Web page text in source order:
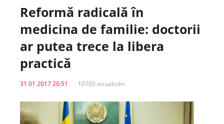
E-Sănătate Medici
E-Sănătate Instituții
Tuberculoza Info
Centrul PAS
Reformă radicală în
medicina de familie: doctorii
ar putea trece la libera
practică
31 01 2017 20:51 10705 vizualizări